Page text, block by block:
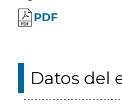
PDF
Datos del